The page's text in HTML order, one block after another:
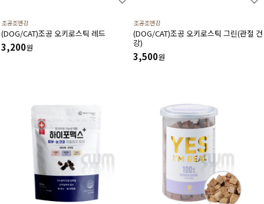
조공조앤강
(DOG/CAT)조공 오키로스틱 레드
3,200원
조공조앤강
(DOG/CAT)조공 오키로스틱 그린(관절 건
강)
3,500원